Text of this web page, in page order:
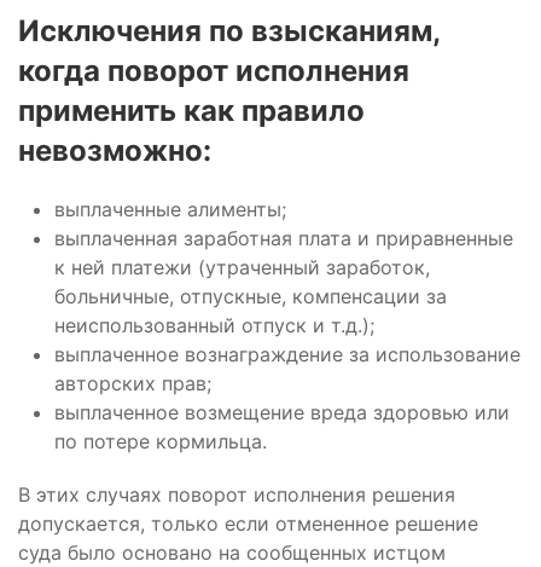
Исключения по взысканиям,
когда поворот исполнения
применить как правило
невозможно:
выплаченные алименты;
выплаченная заработная плата и приравненные
к ней платежи (утраченный заработок,
больничные, отпускные, компенсации за
неиспользованный отпуск и т.д.);
выплаченное вознаграждение за использование
авторских прав;
выплаченное возмещение вреда здоровью или
по потере кормильца.
В этих случаях поворот исполнения решения
допускается, только если отмененное решение
суда было основано на сообщенных истцом